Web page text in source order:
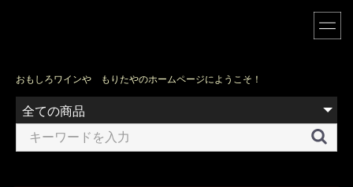
おもしろワインや もりたやのホームページにようこそ！